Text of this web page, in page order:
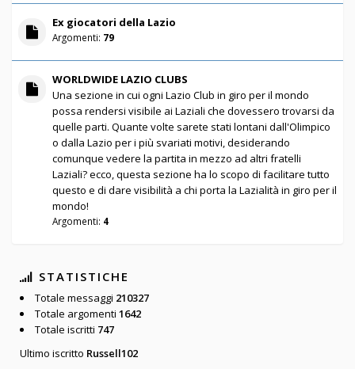
Ex giocatori della Lazio
Argomenti: 79
WORLDWIDE LAZIO CLUBS
Una sezione in cui ogni Lazio Club in giro per il mondo
possa rendersi visibile ai Laziali che dovessero trovarsi da
quelle parti. Quante volte sarete stati lontani dall'Olimpico
o dalla Lazio per i più svariati motivi, desiderando
comunque vedere la partita in mezzo ad altri fratelli
Laziali? ecco, questa sezione ha lo scopo di facilitare tutto
questo e di dare visibilità a chi porta la Lazialità in giro per il
mondo!
Argomenti: 4
STATISTICHE
Totale messaggi 210327
Totale argomenti 1642
Totale iscritti 747
Ultimo iscritto Russell102